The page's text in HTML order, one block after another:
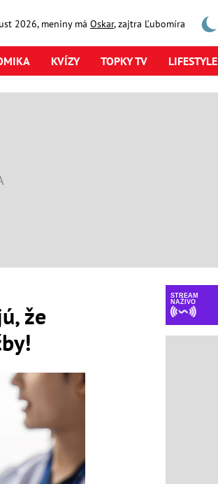
2026, meniny má Oskar, zajtra Ľubomíra
KVÍZY TOPKY TV LIFESTYLE
že
STREAM
NAŽIVO